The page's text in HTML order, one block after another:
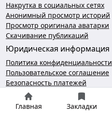
Главная Закладки
Накрутка в социальных сетях
Анонимный просмотр историй
Просмотр оригинала аватарки
Скачивание публикаций
Юридическая информация
Политика конфиденциальности
Пользовательское соглашение
Безопасность платежей
Чат поддержки